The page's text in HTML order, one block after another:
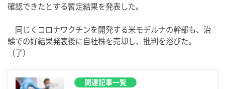
確認できたとする暫定結果を発表した。
同じくコロナワクチンを開発する米モデルナの幹部も、治
験での好結果発表後に自社株を売却し、批判を浴びた。
（了）
関連記事一覧